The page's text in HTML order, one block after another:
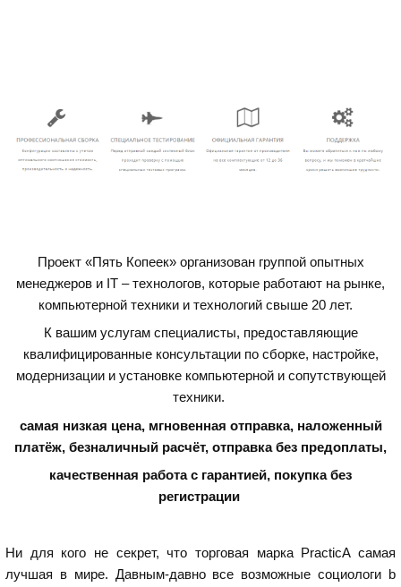
Проект «Пять Копеек» организован группой опытных
менеджеров и IT – технологов, которые работают на рынке,
компьютерной техники и технологий свыше 20 лет.
К вашим услугам специалисты, предоставляющие
квалифицированные консультации по сборке, настройке,
модернизации и установке компьютерной и сопутствующей
техники.
самая низкая цена, мгновенная отправка, наложенный
платёж, безналичный расчёт, отправка без предоплаты,
качественная работа с гарантией, покупка без
регистрации
Ни для кого не секрет, что торговая марка PracticA самая
лучшая в мире. Давным-давно все возможные социологи b